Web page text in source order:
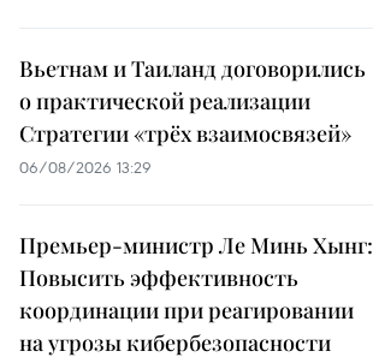
Вьетнам и Таиланд договорились
о практической реализации
Стратегии «трёх взаимосвязей»
06/08/2026 13:29
Премьер-министр Ле Минь Хынг:
Повысить эффективность
координации при реагировании
на угрозы кибербезопасности